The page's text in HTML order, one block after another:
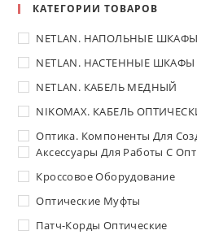
КАТЕГОРИИ ТОВАРОВ
NETLAN. НАПОЛЬНЫЕ ШКАФЫ
NETLAN. НАСТЕННЫЕ ШКАФЫ
NETLAN. КАБЕЛЬ МЕДНЫЙ
NIKOMAX. КАБЕЛЬ
Оптика. Компоненты Для
Аксессуары Для Работы С
Кроссовое Оборудование
Оптические Муфты
Патч-Корды Оптические